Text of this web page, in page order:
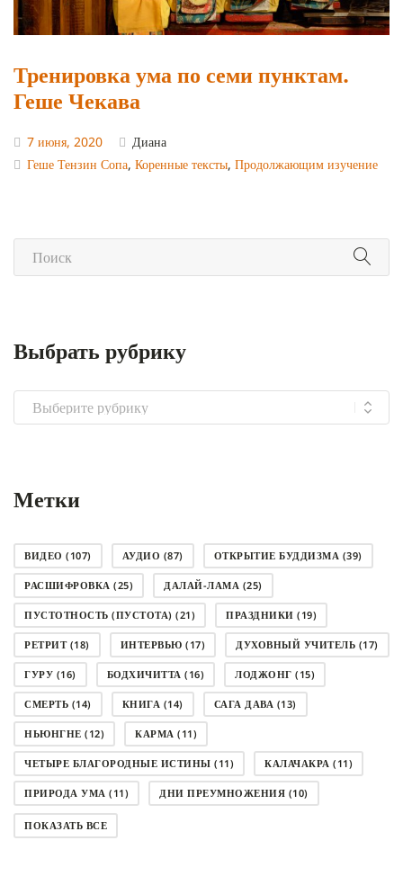
Тренировка ума по семи пунктам.
Геше Чекава
7 июня, 2020
Диана
Геше Тензин Сопа, Коренные тексты, Продолжающим изучение
Выбрать рубрику
Выбрать
рубрику
Метки
ВИДЕО (107) АУДИО (87) ОТКРЫТИЕ БУДДИЗМА (39)
РАСШИФРОВКА (25) ДАЛАЙ-ЛАМА (25)
ПУСТОТНОСТЬ (ПУСТОТА) (21) ПРАЗДНИКИ (19)
РЕТРИТ(18) ИНТЕРВЬЮ (17) ДУХОВНЫЙ УЧИТЕЛЬ (17)
ГУРУ (16) БОДХИЧИТТА (16) ЛОДЖОНГ (15)
СМЕРТЬ (14) КНИГА (14) САГА ДАВА (13)
НЬЮНГНЕ (12) КАРМА (11)
ЧЕТЫРЕ БЛАГОРОДНЫЕ ИСТИНЫ (11) КАЛАЧАКРА (11)
ПРИРОДА УМА (11) ДНИ ПРЕУМНОЖЕНИЯ (10)
СОВЕТ(10)
ПОКАЗАТЬ ВСЕ